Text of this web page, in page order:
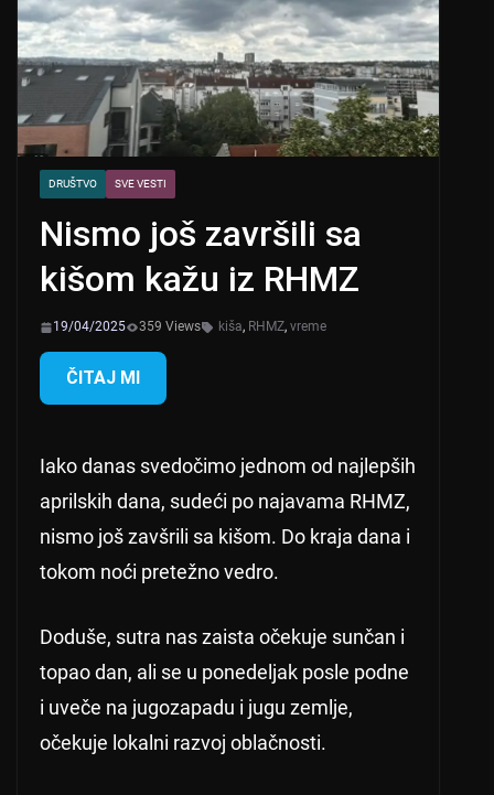
DRUŠTVO SVE VESTI
Nismo još završili sa
kišom kažu iz RHMZ
19/04/2025 359 Views kiša, RHMZ, vreme
ČITAJ MI
Iako danas svedočimo jednom od najlepših
aprilskih dana, sudeći po najavama RHMZ,
nismo još zavšrili sa kišom. Do kraja dana i
tokom noći pretežno vedro.
Doduše, sutra nas zaista očekuje sunčan i
topao dan, ali se u ponedeljak posle podne
i uveče na jugozapadu i jugu zemlje,
očekuje lokalni razvoj oblačnosti.